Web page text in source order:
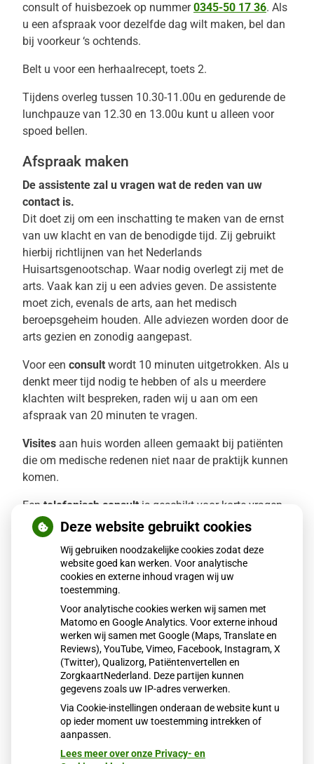
consult of huisbezoek op nummer0345-50 17 36. Als
u een afspraak voor dezelfde dag wilt maken, bel dan
bij voorkeur ‘s ochtends.
Belt u voor een herhaalrecept, toets 2.
Tijdens overleg tussen 10.30-11.00u en gedurende de
lunchpauze van 12.30 en 13.00u kunt u alleen voor
spoed bellen.
Afspraak maken
De assistente zal u vragen wat de reden van uw
contact is.
Dit doet zij om een inschatting te maken van de ernst
van uw klacht en van de benodigde tijd. Zij gebruikt
hierbij richtlijnen van het Nederlands
Huisartsgenootschap. Waar nodig overlegt zij met de
arts. Vaak kan zij u een advies geven. De assistente
moet zich, evenals de arts, aan het medisch
beroepsgeheim houden. Alle adviezen worden door de
arts gezien en zonodig aangepast.
Voor een consult wordt 10 minuten uitgetrokken. Als u
denkt meer tijd nodig te hebben of als u meerdere
klachten wilt bespreken, raden wij u aan om een
afspraak van 20 minuten te vragen.
Visites aan huis worden alleen gemaakt bij patiënten
die om medische redenen niet naar de praktijk kunnen
komen.
Een telefonisch consult is geschikt voor korte vragen
of het bespreken van uitslagen. Als u een telefonisch
consult aanvraagt, regelt de assistente dat de arts u
gedurende een afgesproken dagdeel terugbelt.
Online afspraak maken
U kun via onzepatiëntenomgeving
ook zelf online
een afspraak maken voor het spreekuur en voor
bloedafname.
Om dit te kunnen doen heeft u een account nodig op
patiëntenomgeving .
Deze website gebruikt cookies
Wij gebruiken noodzakelijke cookies zodat deze
website goed kan werken. Voor analytische
cookies en externe inhoud vragen wij uw
toestemming.
Voor analytische cookies werken wij samen met
Matomo en Google Analytics. Voor externe inhoud
werken wij samen met Google (Maps, Translate en
Reviews), YouTube, Vimeo, Facebook, Instagram, X
(Twitter), Qualizorg, Patiëntenvertellen en
ZorgkaartNederland. Deze partijen kunnen
gegevens zoals uw IP-adres verwerken.
Via Cookie-instellingen onderaan de website kunt u
op ieder moment uw toestemming intrekken of
aanpassen.
Lees meer over onze Privacy- en